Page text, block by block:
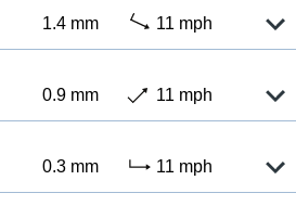
1.4 mm 11 mph
0.9 mm 11 mph
0.3 mm 11 mph